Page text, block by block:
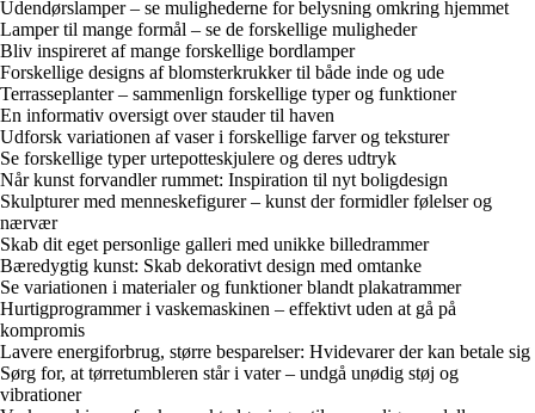
Udendørslamper – se mulighederne for belysning omkring hjemmet
Lamper til mange formål – se de forskellige muligheder
Bliv inspireret af mange forskellige bordlamper
Forskellige designs af blomsterkrukker til både inde og ude
Terrasseplanter – sammenlign forskellige typer og funktioner
En informativ oversigt over stauder til haven
Udforsk variationen af vaser i forskellige farver og teksturer
Se forskellige typer urtepotteskjulere og deres udtryk
Når kunst forvandler rummet: Inspiration til nyt boligdesign
Skulpturer med menneskefigurer – kunst der formidler følelser og
nærvær
Skab dit eget personlige galleri med unikke billedrammer
Bæredygtig kunst: Skab dekorativt design med omtanke
Se variationen i materialer og funktioner blandt plakatrammer
Hurtigprogrammer i vaskemaskinen – effektivt uden at gå på
kompromis
Lavere energiforbrug, større besparelser: Hvidevarer der kan betale sig
Sørg for, at tørretumbleren står i vater – undgå unødig støj og
vibrationer